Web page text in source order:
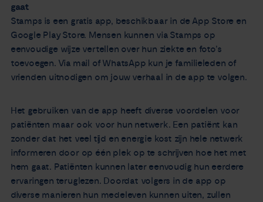
gaat
Stamps is een gratis app, beschikbaar in de App Store en
Google Play Store. Mensen kunnen via Stamps op
eenvoudige wijze vertellen over hun ziekte en foto’s
toevoegen. Via mail of WhatsApp kun je familieleden of
vrienden uitnodigen om jouw verhaal in de app te volgen.
Het gebruiken van de app heeft diverse voordelen voor
patiënten maar ook voor hun netwerk. Een patiënt kan
zonder dat het veel tijd en energie kost zijn hele netwerk
informeren door op één plek op te schrijven hoe het met
hem gaat. Patiënten kunnen later eenvoudig hun eerdere
ervaringen teruglezen. Doordat volgers in de app op
diverse manieren hun medeleven kunnen uiten, zullen